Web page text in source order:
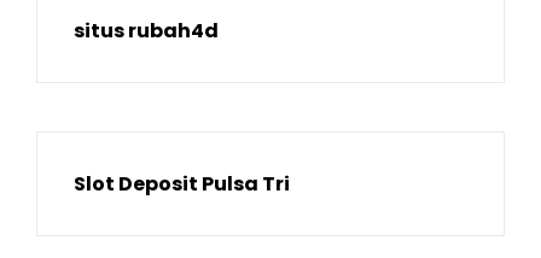
situs rubah4d
Slot Deposit Pulsa Tri